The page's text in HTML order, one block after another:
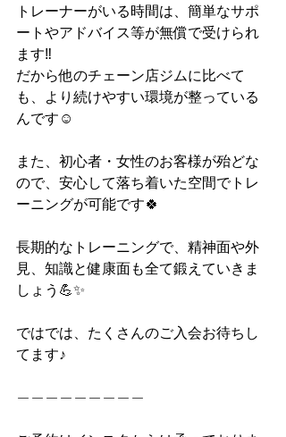
トレーナーがいる時間は、簡単なサポ
ートやアドバイス等が無償で受けられ
ます‼︎
だから他のチェーン店ジムに比べて
も、より続けやすい環境が整っている
んです☺️
また、初心者・女性のお客様が殆どな
ので、安心して落ち着いた空間でトレ
ーニングが可能です🍀
長期的なトレーニングで、精神面や外
見、知識と健康面も全て鍛えていきま
しょう💪✨
ではでは、たくさんのご入会お待ちし
てます♪
—————————⁡